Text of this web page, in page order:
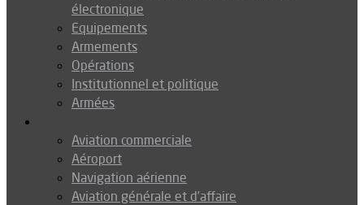
électronique
Equipements
Armements
Opérations
Institutionnel et politique
Armées
Aviation commerciale
Aéroport
Navigation aérienne
Aviation générale et d’affaire